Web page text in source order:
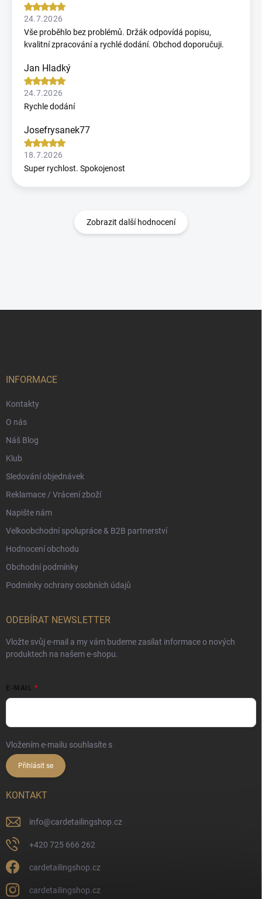
24.7.2026
Vše proběhlo bez problémů. Držák odpovídá popisu,
kvalitní zpracování a rychlé dodání. Obchod doporučuji.
Jan Hladký
24.7.2026
Rychle dodání
Josefrysanek77
18.7.2026
Super rychlost. Spokojenost
Zobrazit další hodnocení
INFORMACE
Kontakty
O nás
Náš Blog
Klub
Sledování objednávek
Reklamace / Vrácení zboží
Napište nám
Velkoobchodní spolupráce & B2B partnerství
Hodnocení obchodu
Obchodní podmínky
Podmínky ochrany osobních údajů
ODEBÍRAT NEWSLETTER
Vložte svůj e-mail a my vám budeme zasílat informace o nových
produktech na našem e-shopu.
E-MAIL
Vložením e-mailu souhlasíte s
Přihlásit se
KONTAKT
info@cardetailingshop.cz
+420 725 666 262
cardetailingshop.cz
cardetailingshop.cz